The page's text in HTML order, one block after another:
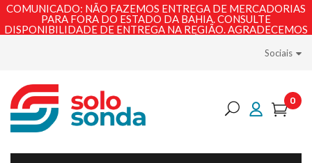
COMUNICADO: NÃO FAZEMOS ENTREGA DE MERCADORIAS
PARA FORA DO ESTADO DA BAHIA. CONSULTE
DISPONIBILIDADE DE ENTREGA NA REGIÃO. AGRADECEMOS
Sociais
0